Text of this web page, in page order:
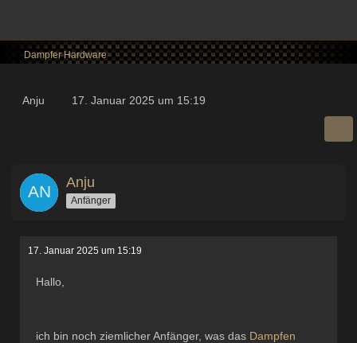
Dampfer Hardware
Anju 17. Januar 2025 um 15:19
Anju
Anfänger
17. Januar 2025 um 15:19
Hallo,
ich bin noch ziemlicher Anfänger, was das Dampfen